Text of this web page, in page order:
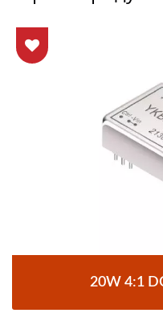
20W 4:1